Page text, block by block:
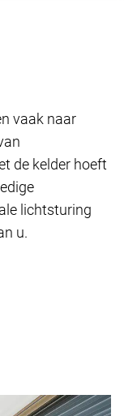
vaak naar
de kelder hoeft
lichtsturing
u.